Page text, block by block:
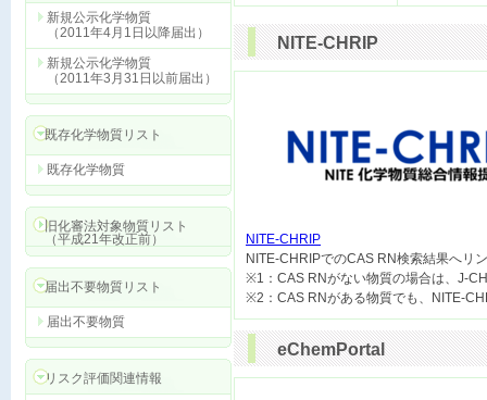
新規公示化学物質
（2011年4月1日以降届出）
新規公示化学物質
（2011年3月31日以前届出）
既存化学物質リスト
既存化学物質
旧化審法対象物質リスト
（平成21年改正前）
届出不要物質リスト
届出不要物質
リスク評価関連情報
NITE-CHRIP
NITE-CHRIP
NITE-CHRIPでのCAS RN検索結果へリ
※1：CAS RNがない物質の場合は、J-
eChemPortal